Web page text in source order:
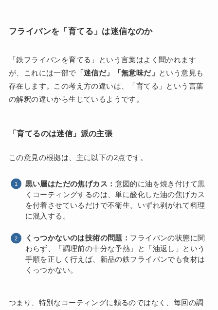
フライパンを「育てる」は迷信なのか
「鉄フライパンを育てる」という言葉はよく聞かれます
が、これには一部で 「迷信だ」「無意味だ」 という意見も
存在します。この考え方の違いは、「育てる」という言葉
の解釈の違いから生じているようです。
「育てるのは迷信」派の主張
この意見の根拠は、主に以下の2点です。
黒い層はただの焦げカス： 意図的に油を焼き付けて黒
くコーティングするのは、単に酸化した油の焦げカス
を付着させているだけで不衛生。いずれ剥がれて料理
に混入する。
くっつかないのは技術の問題： フライパンの状態に関
わらず、「調理前の十分な予熱」と「油返し」という
手順を正しく行えば、新品の鉄フライパンでも食材は
くっつかない。
つまり、特別なコーティングに頼るのではなく、毎回の調